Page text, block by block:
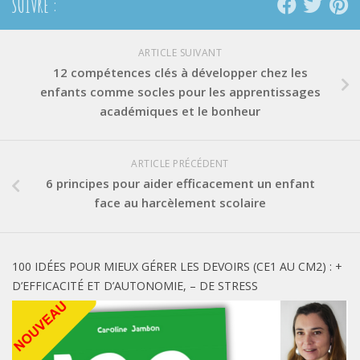
SUIVRE :
ARTICLE SUIVANT
12 compétences clés à développer chez les
enfants comme socles pour les apprentissages
académiques et le bonheur
ARTICLE PRÉCÉDENT
6 principes pour aider efficacement un enfant
face au harcèlement scolaire
100 IDÉES POUR MIEUX GÉRER LES DEVOIRS (CE1 AU CM2) : +
D’EFFICACITÉ ET D’AUTONOMIE, – DE STRESS